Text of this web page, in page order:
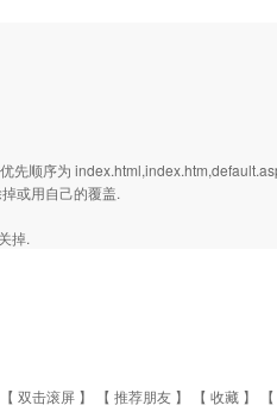
先顺序为
或用自己的覆盖.
掉.
【 双击滚屏 】 【 推荐朋友 】 【 收藏 】 【